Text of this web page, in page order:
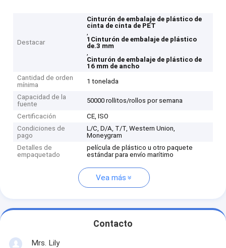
Destacar
Cinturón de embalaje de plástico de
cinta de cinta de PET
,
1Cinturón de embalaje de plástico
de.3 mm
,
Cinturón de embalaje de plástico de
16 mm de ancho
Cantidad de orden
mínima
1 tonelada
Capacidad de la
fuente
50000 rollitos/rollos por semana
Certificación
CE, ISO
Condiciones de
pago
L/C, D/A, T/T, Western Union,
Moneygram
Detalles de
empaquetado
película de plástico u otro paquete
estándar para envío marítimo
Vea más
Contacto
Mrs. Lily